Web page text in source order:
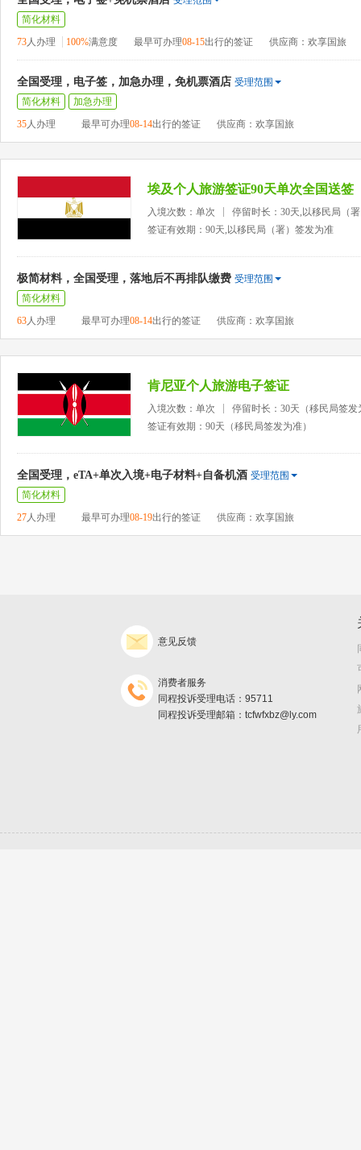
简化材料
73人办理 100%满意度 最早可办理08-15出行的签证 供应商：欢享国旅
全国受理，电子签，加急办理，免机票酒店 受理范围
简化材料
加急办理
35人办理 最早可办理08-14出行的签证 供应商：欢享国旅
埃及个人旅游签证90天单次全国送签
入境次数：单次
停留时长：30天,以移民局（
签证有效期：90天,以移民局（署）签发为准
极简材料，全国受理，落地后不再排队缴费 受理范围
简化材料
63人办理 最早可办理08-14出行的签证 供应商：欢享国旅
肯尼亚个人旅游电子签证
入境次数：单次
停留时长：30天（移民局签发
签证有效期：90天（移民局签发为准）
全国受理，eTA+单次入境+电子材料+自备机酒 受理范围
简化材料
27人办理 最早可办理08-19出行的签证 供应商：欢享国旅
意见反馈
消费者服务
同程投诉受理电话：95711
同程投诉受理邮箱：tcfwfxbz@ly.com